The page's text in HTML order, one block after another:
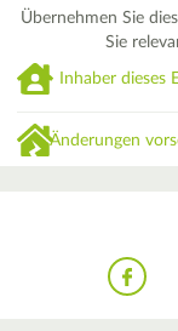
Übernehmen Sie
Sie
Inhaber dieses
Änderungen